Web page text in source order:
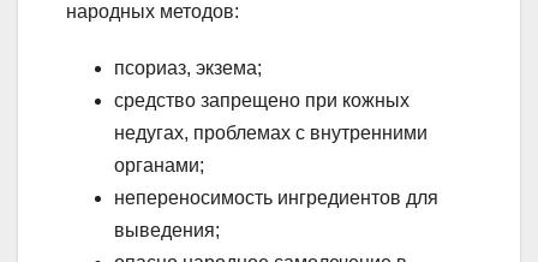
народных методов:
псориаз, экзема;
средство запрещено при кожных
недугах, проблемах с внутренними
органами;
непереносимость ингредиентов для
выведения;